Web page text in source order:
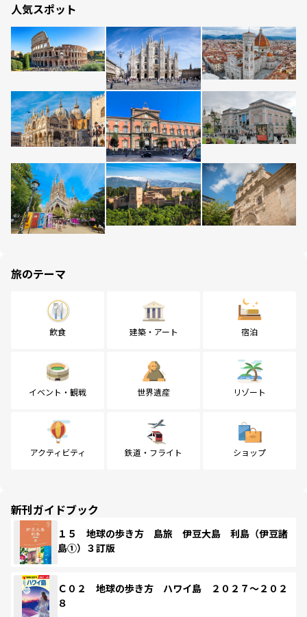
人気スポット
旅のテーマ
飲食 建築・アート 宿泊
イベント・観戦 世界遺産 リゾート
アクティビティ 鉄道・フライト ショップ
新刊ガイドブック
１５ 地球の歩き方 島旅 伊豆大島 利島（伊豆諸
島①）３訂版
Ｃ０２ 地球の歩き方 ハワイ島 ２０２７～２０２
８